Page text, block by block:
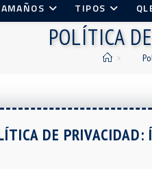
TIPOS
POLÍTICA
>
DE PRIVACIDAD: